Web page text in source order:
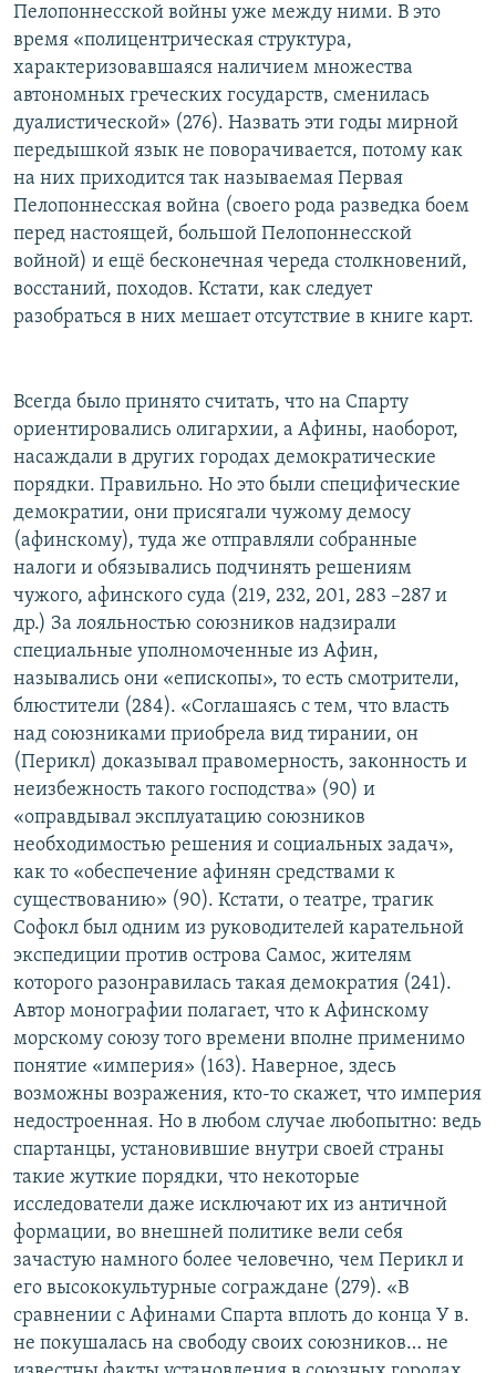
Пелопоннесской войны уже между ними. В это
время «полицентрическая структура,
характеризовавшаяся наличием множества
автономных греческих государств, сменилась
дуалистической» (276). Назвать эти годы мирной
передышкой язык не поворачивается, потому как
на них приходится так называемая Первая
Пелопоннесская война (своего рода разведка боем
перед настоящей, большой Пелопоннесской
войной) и ещё бесконечная череда столкновений,
восстаний, походов. Кстати, как следует
разобраться в них мешает отсутствие в книге карт.
Всегда было принято считать, что на Спарту
ориентировались олигархии, а Афины, наоборот,
насаждали в других городах демократические
порядки. Правильно. Но это были специфические
демократии, они присягали чужому демосу
(афинскому), туда же отправляли собранные
налоги и обязывались подчинять решениям
чужого, афинского суда (219, 232, 201, 283 –287 и
др.) За лояльностью союзников надзирали
специальные уполномоченные из Афин,
назывались они «епископы», то есть смотрители,
блюстители (284). «Соглашаясь с тем, что власть
над союзниками приобрела вид тирании, он
(Перикл) доказывал правомерность, законность и
неизбежность такого господства» (90) и
«оправдывал эксплуатацию союзников
необходимостью решения и социальных задач»,
как то «обеспечение афинян средствами к
существованию» (90). Кстати, о театре, трагик
Софокл был одним из руководителей карательной
экспедиции против острова Самос, жителям
которого разонравилась такая демократия (241).
Автор монографии полагает, что к Афинскому
морскому союзу того времени вполне применимо
понятие «империя» (163). Наверное, здесь
возможны возражения, кто-то скажет, что империя
недостроенная. Но в любом случае любопытно: ведь
спартанцы, установившие внутри своей страны
такие жуткие порядки, что некоторые
исследователи даже исключают их из античной
формации, во внешней политике вели себя
зачастую намного более человечно, чем Перикл и
его высококультурные сограждане (279). «В
сравнении с Афинами Спарта вплоть до конца У в.
не покушалась на свободу своих союзников… не